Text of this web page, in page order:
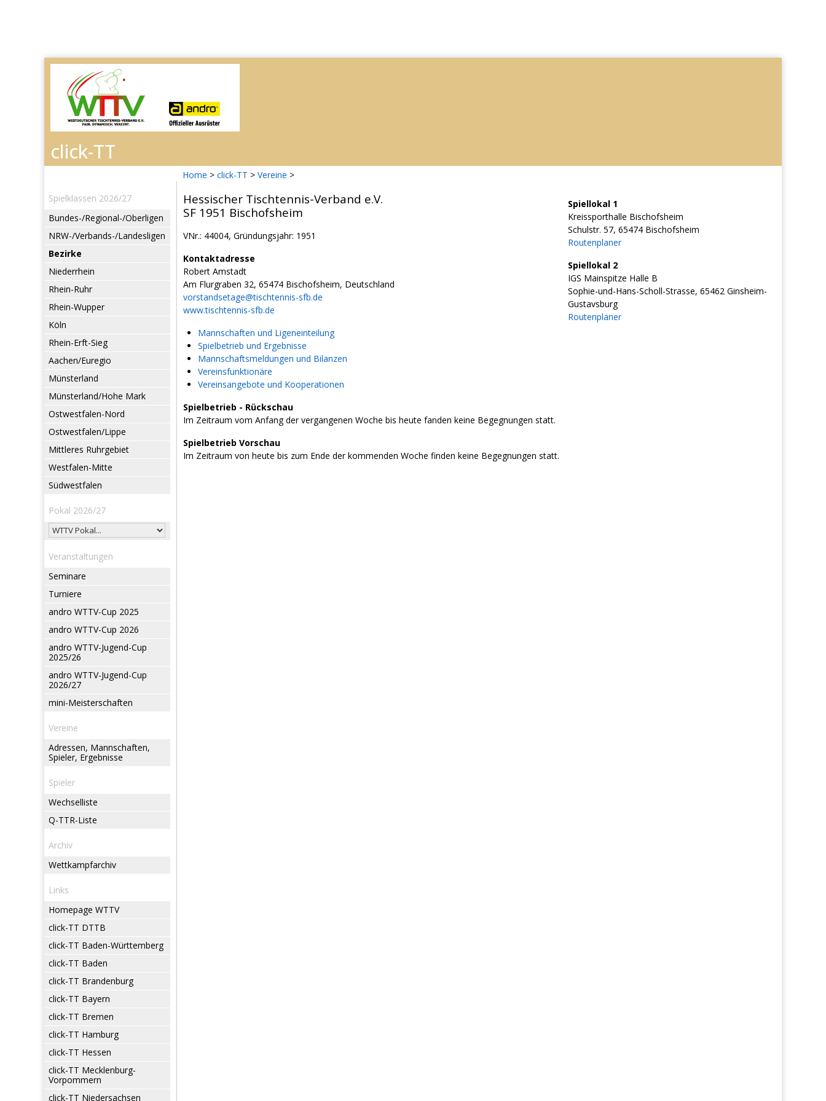
Home > click-TT > Vereine >
Spielklassen 2026/27
Bundes-/Regional-/Oberligen
NRW-/Verbands-/Landesligen
Bezirke
Niederrhein
Rhein-Ruhr
Rhein-Wupper
Köln
Rhein-Erft-Sieg
Aachen/Euregio
Münsterland
Münsterland/Hohe Mark
Ostwestfalen-Nord
Ostwestfalen/Lippe
Mittleres Ruhrgebiet
Westfalen-Mitte
Südwestfalen
Pokal 2026/27
Veranstaltungen
Seminare
Turniere
andro WTTV-Cup 2025
andro WTTV-Cup 2026
andro WTTV-Jugend-Cup
2025/26
andro WTTV-Jugend-Cup
2026/27
mini-Meisterschaften
Vereine
Adressen, Mannschaften,
Spieler, Ergebnisse
Spieler
Wechselliste
Q-TTR-Liste
Archiv
Wettkampfarchiv
Links
Homepage WTTV
click-TT DTTB
click-TT Baden-Württemberg
click-TT Baden
click-TT Brandenburg
click-TT Bayern
click-TT Bremen
click-TT Hamburg
click-TT Hessen
click-TT Mecklenburg-
Vorpommern
click-TT Niedersachsen
Hessischer Tischtennis-Verband e.V.
SF 1951 Bischofsheim
VNr.: 44004, Gründungsjahr: 1951
Kontaktadresse
Robert Amstadt
Am Flurgraben 32, 65474 Bischofsheim, Deutschland
vorstandsetage@tischtennis-sfb.de
www.tischtennis-sfb.de
Mannschaften und Ligeneinteilung
Spielbetrieb und Ergebnisse
Mannschaftsmeldungen und Bilanzen
Vereinsfunktionäre
Vereinsangebote und Kooperationen
Spiellokal 1
Kreissporthalle Bischofsheim
Schulstr. 57, 65474 Bischofsheim
Routenplaner
Spiellokal 2
IGS Mainspitze Halle B
Sophie-und-Hans-Scholl-Strasse, 65462 Ginsheim-
Gustavsburg
Routenplaner
Spielbetrieb - Rückschau
Im Zeitraum vom Anfang der vergangenen Woche bis heute fanden keine Begegnungen statt.
Spielbetrieb Vorschau
Im Zeitraum von heute bis zum Ende der kommenden Woche finden keine Begegnungen statt.